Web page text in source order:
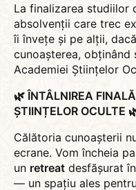
La finalizarea studiilor
absolvenții care trec
îi învețe și pe alții,
cunoașterea,
Academiei Științelor
🌿ÎNTÂLNIREA
ȘTIINȚELOR OCULTE
Călătoria cunoașterii
ecrane. Vom încheia
un retreat desfășurat
— un spațiu ales